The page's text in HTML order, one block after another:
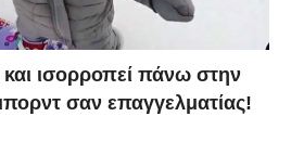
και ισορροπεί πάνω στην
σαν επαγγελματίας!